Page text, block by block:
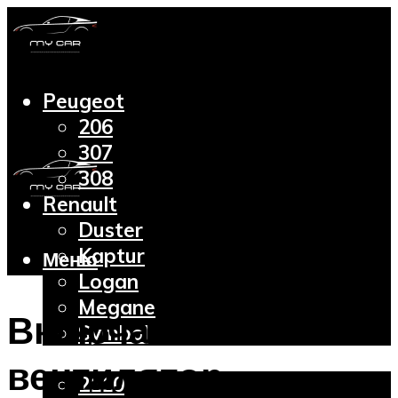
Peugeot
206
307
308
Renault
Duster
Kaptur
Logan
Megane
Symbol
2110
Меню
Включается
вентилятор